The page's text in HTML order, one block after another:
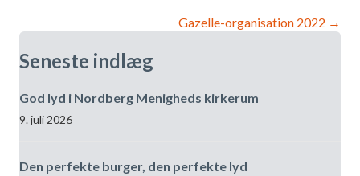
indlæg
Gazelle-organisation 2022 →
Seneste indlæg
God lyd i Nordberg Menigheds kirkerum
9. juli 2026
Den perfekte burger, den perfekte lyd